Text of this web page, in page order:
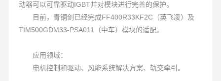
动器可以可靠驱动IGBT并对模块进行完善的保护。
目前，青铜剑已经完成FF400R33KF2C（英飞凌）及
TIM500GDM33-PSA011（中车）模块的适配。
应用领域：
电机控制和驱动、风能系统解决方案、轨交牵引。